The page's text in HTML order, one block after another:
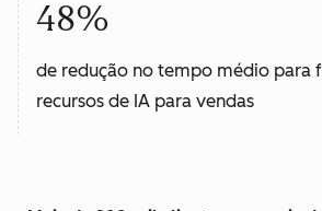
48%
de redução no tempo médio para
recursos de IA para vendas